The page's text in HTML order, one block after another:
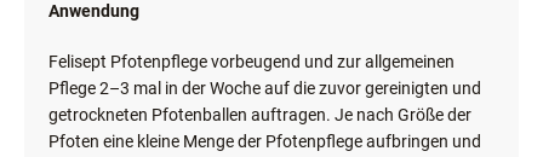
Anwendung
Felisept Pfotenpflege vorbeugend und zur allgemeinen
Pflege 2–3 mal in der Woche auf die zuvor gereinigten und
getrockneten Pfotenballen auftragen. Je nach Größe der
Pfoten eine kleine Menge der Pfotenpflege aufbringen und